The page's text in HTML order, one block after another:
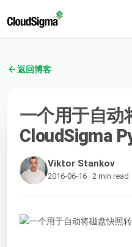
返回博客
一个用于自动
CloudSigma
Viktor Stankov
2016-06-16 · 2 min read